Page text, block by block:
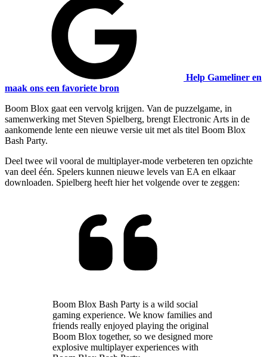
Help Gameliner en
maak ons een favoriete bron
Boom Blox gaat een vervolg krijgen. Van de puzzelgame, in
samenwerking met Steven Spielberg, brengt Electronic Arts in de
aankomende lente een nieuwe versie uit met als titel Boom Blox
Bash Party.
Deel twee wil vooral de multiplayer-mode verbeteren ten opzichte
van deel één. Spelers kunnen nieuwe levels van EA en elkaar
downloaden. Spielberg heeft hier het volgende over te zeggen:
Boom Blox Bash Party is a wild social
gaming experience. We know families and
friends really enjoyed playing the original
Boom Blox together, so we designed more
explosive multiplayer experiences with